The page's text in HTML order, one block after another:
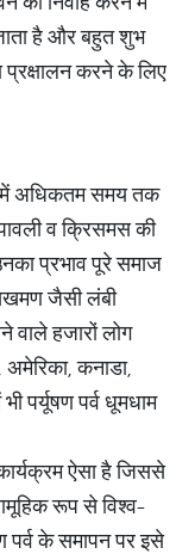
है और बहुत शुभ
प्रक्षालन करने के लिए
में अधिकतम समय तक
व क्रिसमस की
प्रभाव पूरे समाज
जैसी लंबी
वाले हजारों लोग
कनाडा,
पर्यूषण पर्व धूमधाम
कार्यक्रम ऐसा है जिससे
रूप से विश्व-
पर्व के समापन पर इसे